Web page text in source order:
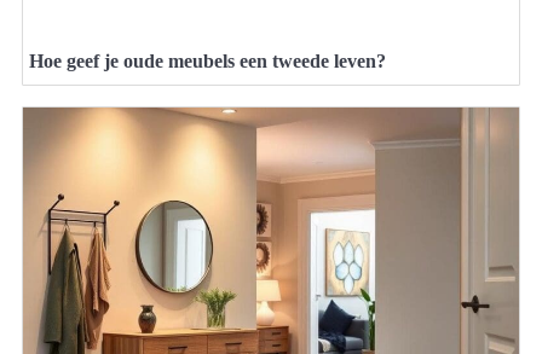
Hoe geef je oude meubels een tweede leven?